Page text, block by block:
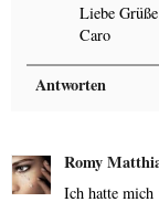
Liebe Grüße
Caro
Antworten
Romy
Ich hatte